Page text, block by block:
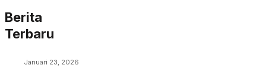
Berita
Terbaru
Januari 23, 2026